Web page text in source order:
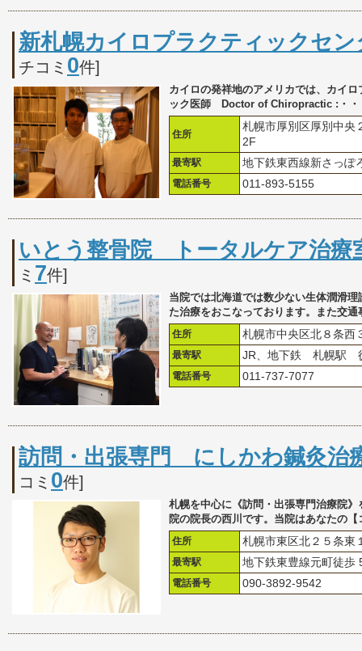
新札幌カイロプラクティックセン
チコミ 0件]
カイロの発祥地のアメリカでは、カイ
ック医師 Doctor of Chiropractic :・・
住所
札幌市厚別区厚別中央
2F
最寄駅 地下鉄東西線新さっぽ
電話番号 011-893-5155
いとう整骨院 トータルケア治療
ミ 7件]
当院では北海道では数少ない生体潤滑
た治療をおこなっております。また交
住所 札幌市中央区北８条西
最寄駅 JR、地下鉄 札幌駅
電話番号 011-737-7077
訪問・出張専門 にしかわ鍼灸治
コミ 0件]
札幌を中心に《訪問・出張専門治療院
院の院長の西川です。当院はあなたの
住所 札幌市東区北２５条東
最寄駅 地下鉄東豊線元町徒歩
電話番号 090-3892-9542